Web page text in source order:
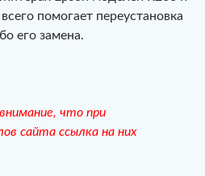
помогает переустановка
его замена.
что при
сайта ссылка на них